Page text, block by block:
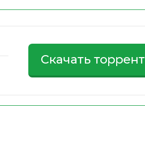
Скачать торрент